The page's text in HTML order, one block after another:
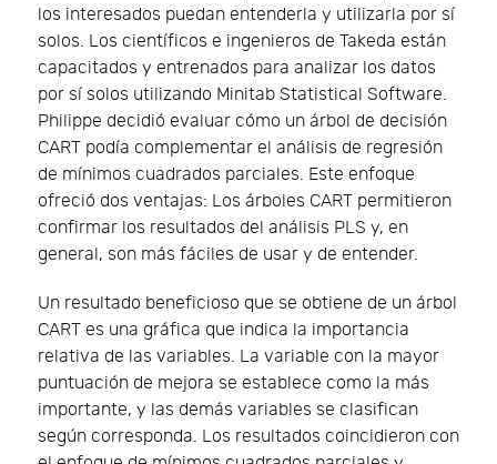
los interesados puedan entenderla y utilizarla por sí
solos. Los científicos e ingenieros de Takeda están
capacitados y entrenados para analizar los datos
por sí solos utilizando Minitab Statistical Software.
Philippe decidió evaluar cómo un árbol de decisión
CART podía complementar el análisis de regresión
de mínimos cuadrados parciales. Este enfoque
ofreció dos ventajas: Los árboles CART permitieron
confirmar los resultados del análisis PLS y, en
general, son más fáciles de usar y de entender.
Un resultado beneficioso que se obtiene de un árbol
CART es una gráfica que indica la importancia
relativa de las variables. La variable con la mayor
puntuación de mejora se establece como la más
importante, y las demás variables se clasifican
según corresponda. Los resultados coincidieron con